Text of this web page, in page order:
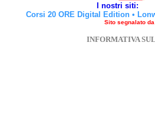
I nostri siti:
Corsi 20 ORE Digital Edition •
Sito segnalato
INFORMATIVA